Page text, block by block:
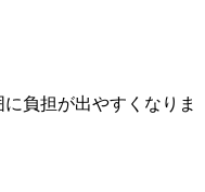
負担が出やすくなりま